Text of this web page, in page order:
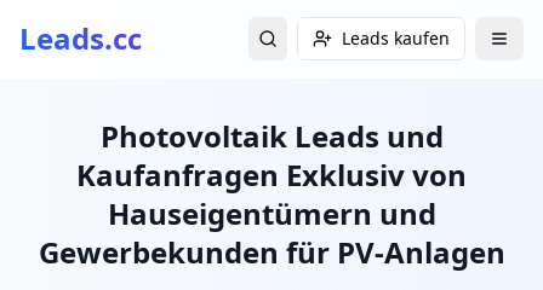
Leads.cc Leads kaufen
Photovoltaik Leads und
Kaufanfragen Exklusiv von
Hauseigentümern und
Gewerbekunden für PV-Anlagen